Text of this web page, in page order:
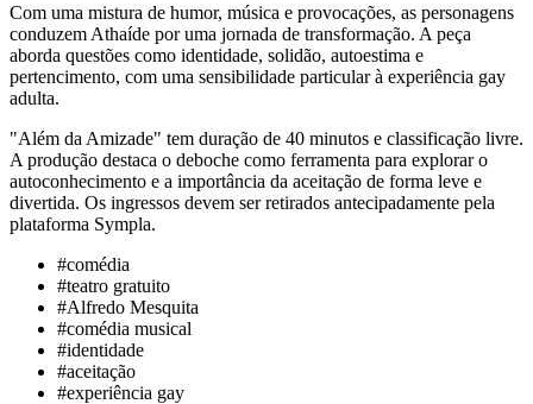
Com uma mistura de humor, música e provocações, as personagens
conduzem Athaíde por uma jornada de transformação. A peça
aborda questões como identidade, solidão, autoestima e
pertencimento, com uma sensibilidade particular à experiência gay
adulta.
"Além da Amizade" tem duração de 40 minutos e classificação livre.
A produção destaca o deboche como ferramenta para explorar o
autoconhecimento e a importância da aceitação de forma leve e
divertida. Os ingressos devem ser retirados antecipadamente pela
plataforma Sympla.
#comédia
#teatro gratuito
#Alfredo Mesquita
#comédia musical
#identidade
#aceitação
#experiência gay